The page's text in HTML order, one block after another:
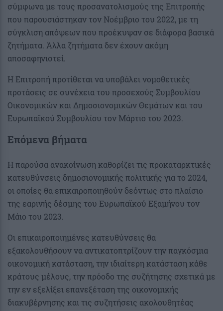
σύμφωνα με τους προσανατολισμούς της Επιτροπής
που παρουσιάστηκαν τον Νοέμβριο του 2022, με τη
σύγκλιση απόψεων που προέκυψαν σε διάφορα βασικά
ζητήματα. Άλλα ζητήματα δεν έχουν ακόμη
αποσαφηνιστεί.
Η Επιτροπή προτίθεται να υποβάλει νομοθετικές
προτάσεις σε συνέχεια του προσεχούς Συμβουλίου
Οικονομικών και Δημοσιονομικών Θεμάτων και του
Ευρωπαϊκού Συμβουλίου τον Μάρτιο του 2023.
Επόμενα βήματα
Η παρούσα ανακοίνωση καθορίζει τις προκαταρκτικές
κατευθύνσεις δημοσιονομικής πολιτικής για το 2024,
οι οποίες θα επικαιροποιηθούν δεόντως στο πλαίσιο
της εαρινής δέσμης του Ευρωπαϊκού Εξαμήνου τον
Μάιο του 2023.
Οι επικαιροποιημένες κατευθύνσεις θα
εξακολουθήσουν να αντικατοπτρίζουν την παγκόσμια
οικονομική κατάσταση, την ιδιαίτερη κατάσταση κάθε
κράτους μέλους, την πρόοδο της συζήτησης σχετικά με
την εν εξελίξει επανεξέταση της οικονομικής
διακυβέρνησης και τις συζητήσεις ακολουθητέας